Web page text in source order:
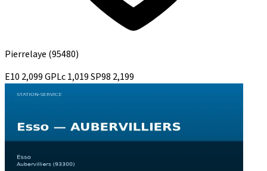
Pierrelaye (95480)
E10 2,099GPLc1,019SP98 2,199